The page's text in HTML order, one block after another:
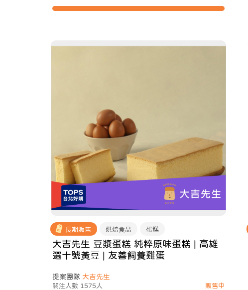
長期販售 烘焙食品 蛋糕
大吉先生 豆漿蛋糕 純粹原味蛋糕 | 高雄
選十號黃豆 | 友善飼養雞蛋
提案團隊 大吉先生
關注人數 1575人 販售中